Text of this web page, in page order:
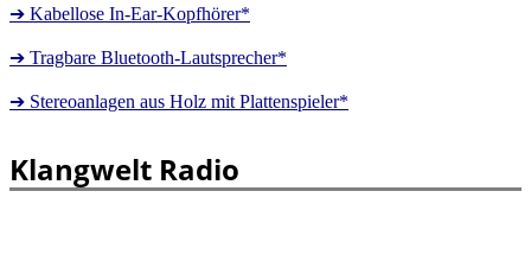
➔ Kabellose In-Ear-Kopfhörer*
➔ Tragbare Bluetooth-Lautsprecher*
➔ Stereoanlagen aus Holz mit Plattenspieler*
Klangwelt Radio